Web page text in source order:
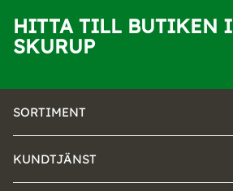
HITTA TILL BUTIKEN I
SKURUP
SORTIMENT
KUNDTJÄNST